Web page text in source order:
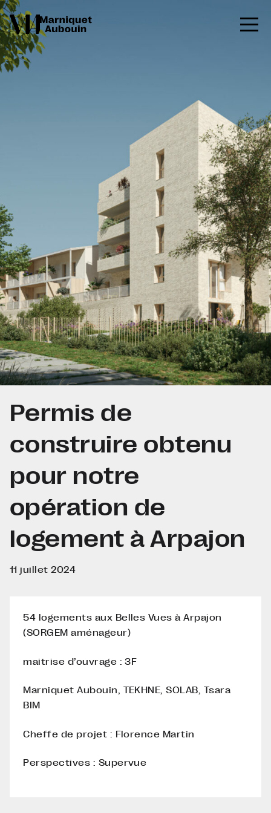
Permis de
construire obtenu
pour notre
opération de
logement à Arpajon
11 juillet 2024
54 logements aux Belles Vues à Arpajon
(SORGEM aménageur)
maitrise d’ouvrage : 3F
Marniquet Aubouin, TEKHNE, SOLAB, Tsara
BIM
Cheffe de projet : Florence Martin
Perspectives : Supervue